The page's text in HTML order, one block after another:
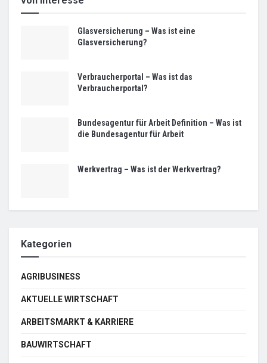
Glasversicherung – Was ist eine
Glasversicherung?
Verbraucherportal – Was ist das
Verbraucherportal?
Bundesagentur für Arbeit Definition – Was ist
die Bundesagentur für Arbeit
Werkvertrag – Was ist der Werkvertrag?
Kategorien
AGRIBUSINESS
AKTUELLE WIRTSCHAFT
ARBEITSMARKT & KARRIERE
BAUWIRTSCHAFT